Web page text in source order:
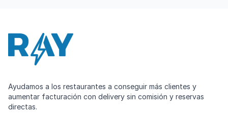
Ayudamos a los restaurantes a conseguir más clientes y
aumentar facturación con delivery sin comisión y reservas
directas.